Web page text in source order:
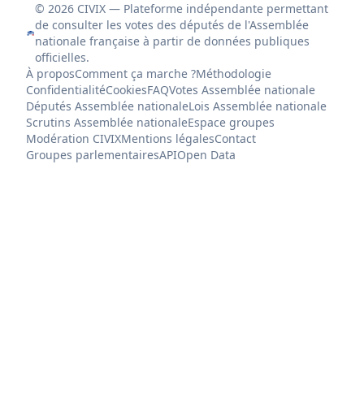
© 2026 CIVIX — Plateforme indépendante permettant
de consulter les votes des députés de l'Assemblée
nationale française à partir de données publiques
officielles.
À proposComment ça marche ?Méthodologie
ConfidentialitéCookiesFAQVotes Assemblée nationale
Députés Assemblée nationaleLois Assemblée nationale
Scrutins Assemblée nationaleEspace groupes
Modération CIVIXMentions légalesContact
Groupes parlementairesAPIOpen Data